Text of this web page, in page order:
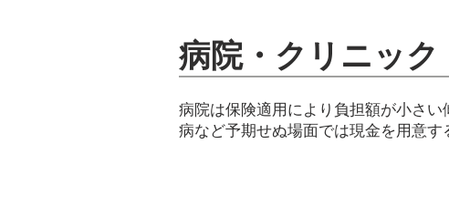
病院・クリニック
病院は保険適用により負担額が小さ
病など予期せぬ場面では現金を用意す